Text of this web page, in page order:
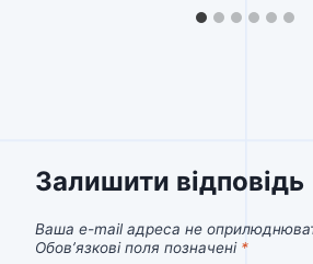
Залишити відповідь
Ваша e-mail адреса не
Обов’язкові поля позначені *